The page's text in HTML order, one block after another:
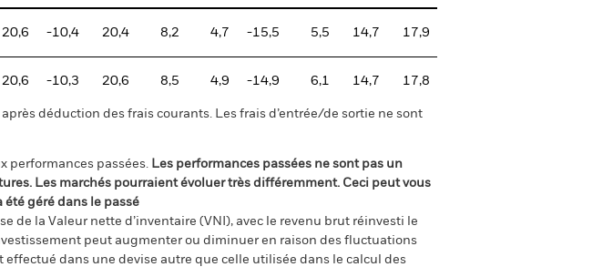
20,6 -10,4 20,4 8,2 4,7 -15,5 5,5 14,7 17,9
20,6 -10,3 20,6 8,5 4,9 -14,9 6,1 14,7 17,8
déduction des frais courants. Les frais d’entrée/de sortie ne sont
performances passées. Les performances passées ne sont pas un
Les marchés pourraient évoluer très différemment. Ceci peut vous
été géré dans le passé
de la Valeur nette d’inventaire (VNI), avec le revenu brut réinvesti le
peut augmenter ou diminuer en raison des fluctuations
effectué dans une devise autre que celle utilisée dans le calcul des